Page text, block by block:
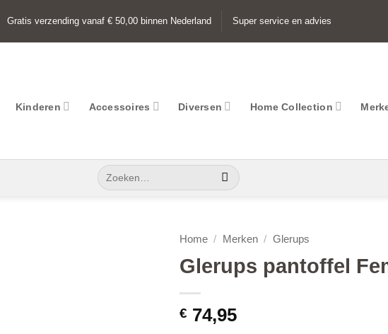
Gratis verzending vanaf € 50,00 binnen Nederland Super service en advies
Kinderen Accessoires Diversen Home Collection
Zoeken
naar:
Home / Merken / Glerups
Glerups pantoffel
€ 74,95